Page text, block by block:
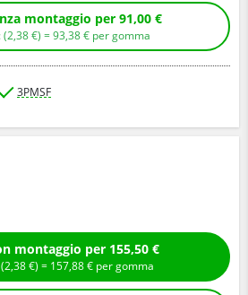
Compra senza montaggio per 91,00 €
+ Ecotassa: (2,38€ ) =93,38€ per gomma
3PMSF
Compra con montaggio per 155,50 €
+ Ecotassa: (2,38€ ) = 157,88€ per gomma